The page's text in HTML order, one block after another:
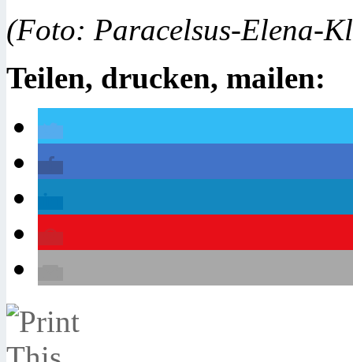
(Foto: Paracelsus-Elena-
Teilen, drucken, mailen: